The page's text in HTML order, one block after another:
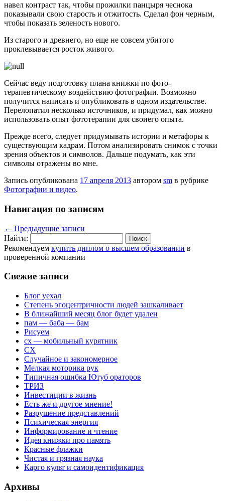
навел контраст так, чтобы прожилки панцыря чеснока
показывали свою старость и отжитость. Сделал фон черным,
чтобы показать зеленость нового.
Из старого и древнего, но еще не совсем убитого
проклевывается росток живого.
Сейчас веду подготовку плана книжки по фото-
терапевтическому воздействию фотографии. Возможно
получится написать и опубликовать в одном издательстве.
Перелопатил несколько источников, и придумал, как можно
использовать опыт фототерапии для своиего опыта.
Прежде всего, следует придумывать истории и метафоры к
существующим кадрам. Потом анализировать снимок с точки
зрения объектов и символов. Дальше подумать, как эти
символы отражены во мне.
Запись опубликована 17 апреля 2013 автором sm в рубрике
Фотографии и видео.
Навигация по записям
← Предыдущие записи
Найти:
Рекомендуем купить диплом о высшем образовании в
проверенной компании
Свежие записи
Блог уехал
Степень эгоцентричности людей зашкаливает
В ближайший месяц блог будет удален
пам — баба — бам
Рисуем
сх — мобильный курятник
СХ
Случайное и закономерное
Мелкая моторика рук
Типичная ошибка Ютуб ораторов
ТРИЗ
Инвестиции в жизнь
Есть же и другое мнение!
Разрушение представлений
Психическая энергия
Информирование и чтение
Идея книжки про память
Красные флажки
Чистая и грязная наука
Карго культ и самоидентификация
Архивы